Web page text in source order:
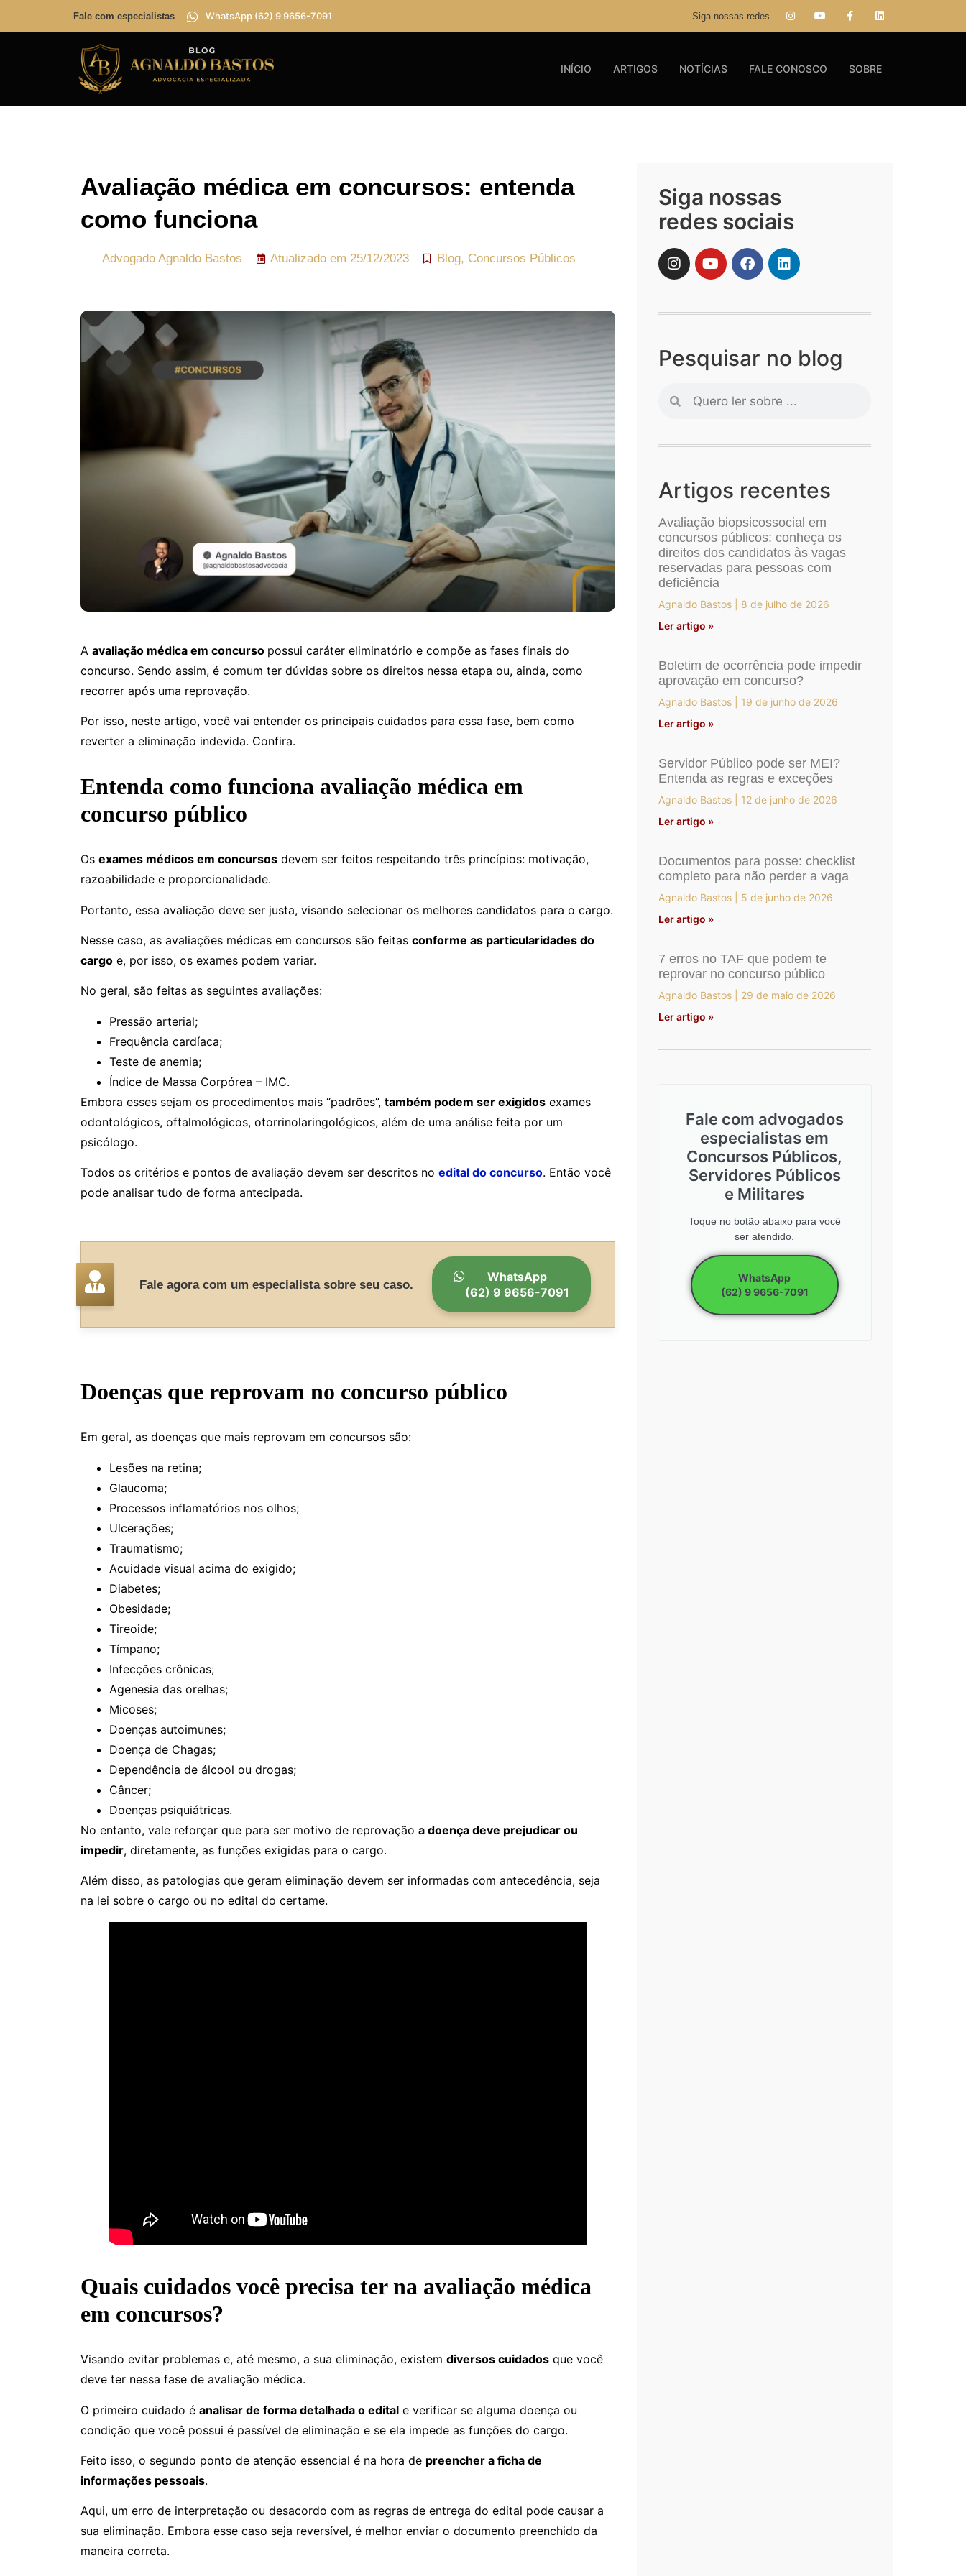
Fale com especialistas WhatsApp (62) 9 9656-7091 Siga nossas redes
INÍCIO ARTIGOS NOTÍCIAS FALE CONOSCO SOBRE
Avaliação médica em concursos: entenda
como funciona
Advogado Agnaldo Bastos Atualizado em 25/12/2023 Blog, Concursos Públicos
A avaliação médica em concurso possui caráter eliminatório e compõe as fases finais do
concurso. Sendo assim, é comum ter dúvidas sobre os direitos nessa etapa ou, ainda, como
recorrer após uma reprovação.
Por isso, neste artigo, você vai entender os principais cuidados para essa fase, bem como
reverter a eliminação indevida. Confira.
Entenda como funciona avaliação médica em
concurso público
Os exames médicos em concursos devem ser feitos respeitando três princípios: motivação,
razoabilidade e proporcionalidade.
Portanto, essa avaliação deve ser justa, visando selecionar os melhores candidatos para o cargo.
Nesse caso, as avaliações médicas em concursos são feitas conforme as particularidades do
cargo e, por isso, os exames podem variar.
No geral, são feitas as seguintes avaliações:
Pressão arterial;
Frequência cardíaca;
Teste de anemia;
Índice de Massa Corpórea – IMC.
Embora esses sejam os procedimentos mais “padrões”, também podem ser exigidos exames
odontológicos, oftalmológicos, otorrinolaringológicos, além de uma análise feita por um
psicólogo.
Todos os critérios e pontos de avaliação devem ser descritos no edital do concurso. Então você
pode analisar tudo de forma antecipada.
Fale agora com um especialista sobre seu caso.
WhatsApp
(62) 9 9656-7091
Doenças que reprovam no concurso público
Em geral, as doenças que mais reprovam em concursos são:
Lesões na retina;
Glaucoma;
Processos inflamatórios nos olhos;
Ulcerações;
Traumatismo;
Acuidade visual acima do exigido;
Diabetes;
Obesidade;
Tireoide;
Tímpano;
Infecções crônicas;
Agenesia das orelhas;
Micoses;
Doenças autoimunes;
Doença de Chagas;
Dependência de álcool ou drogas;
Câncer;
Doenças psiquiátricas.
No entanto, vale reforçar que para ser motivo de reprovação a doença deve prejudicar ou
impedir, diretamente, as funções exigidas para o cargo.
Além disso, as patologias que geram eliminação devem ser informadas com antecedência, seja
na lei sobre o cargo ou no edital do certame.
Quais cuidados você precisa ter na avaliação médica
em concursos?
Visando evitar problemas e, até mesmo, a sua eliminação, existem diversos cuidados que você
deve ter nessa fase de avaliação médica.
O primeiro cuidado é analisar de forma detalhada o edital e verificar se alguma doença ou
condição que você possui é passível de eliminação e se ela impede as funções do cargo.
Feito isso, o segundo ponto de atenção essencial é na hora de preencher a ficha de
informações pessoais.
Aqui, um erro de interpretação ou desacordo com as regras de entrega do edital pode causar a
sua eliminação. Embora esse caso seja reversível, é melhor enviar o documento preenchido da
maneira correta.
Siga nossas
redes sociais
Pesquisar no blog
Artigos recentes
Avaliação biopsicossocial em
concursos públicos: conheça os
direitos dos candidatos às vagas
reservadas para pessoas com
deficiência
Agnaldo Bastos
8 de julho de 2026
Ler artigo »
Boletim de ocorrência pode impedir
aprovação em concurso?
Agnaldo Bastos
19 de junho de 2026
Ler artigo »
Servidor Público pode ser MEI?
Entenda as regras e exceções
Agnaldo Bastos
12 de junho de 2026
Ler artigo »
Documentos para posse: checklist
completo para não perder a vaga
Agnaldo Bastos
5 de junho de 2026
Ler artigo »
7 erros no TAF que podem te
reprovar no concurso público
Agnaldo Bastos
29 de maio de 2026
Ler artigo »
Fale com advogados
especialistas em
Concursos Públicos,
Servidores Públicos
e Militares
Toque no botão abaixo para você
ser atendido.
WhatsApp
(62) 9 9656-7091